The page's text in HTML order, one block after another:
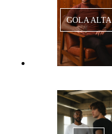
GOLA ALTA